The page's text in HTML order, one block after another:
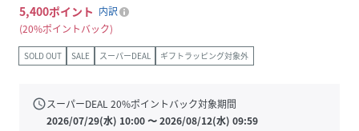
5,400ポイント 内訳
20%ポイントバック
SOLD OUT SALE スーパーDEAL ギフトラッピング対象外
scheduleスーパーDEAL20%ポイントバック対象期間
2026/07/29(水) 10:00〜2026/08/12(水) 09:59